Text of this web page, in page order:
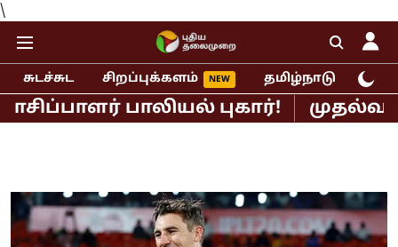
\
சுடச்சுட சிறப்புக்களம் தமிழ்நாடு
பாலியல் புகார்! முதல்வர் விஜய்